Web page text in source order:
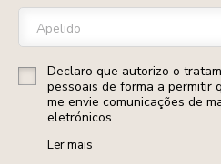
Apelido
Declaro que autorizo o
pessoais de forma a permitir
me envie comunicações de
eletrónicos.
Ler mais